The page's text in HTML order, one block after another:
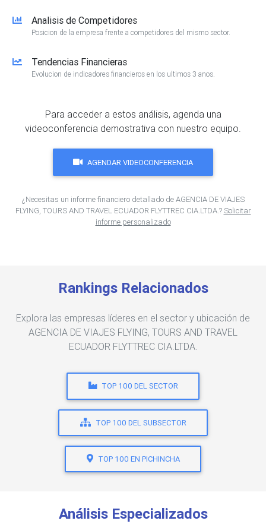
Analisis de Competidores
Posicion de la empresa frente a competidores del mismo sector.
Tendencias Financieras
Evolucion de indicadores financieros en los ultimos 3 anos.
Para acceder a estos análisis, agenda una
videoconferencia demostrativa con nuestro equipo.
AGENDAR VIDEOCONFERENCIA
¿Necesitas un informe financiero detallado de AGENCIA DE VIAJES
FLYING, TOURS AND TRAVEL ECUADOR FLYTTREC CIA.LTDA.? Solicitar
informe personalizado
Rankings Relacionados
Explora las empresas líderes en el sector y ubicación de
AGENCIA DE VIAJES FLYING, TOURS AND TRAVEL
ECUADOR FLYTTREC CIA.LTDA.
TOP 100 DEL SECTOR
TOP 100 DEL SUBSECTOR
TOP 100 EN PICHINCHA
Análisis Especializados